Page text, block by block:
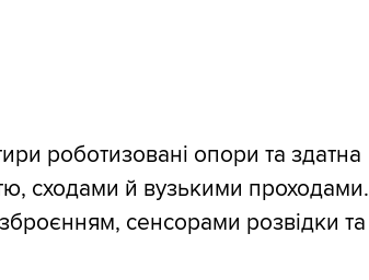
роботизовані опори та здатна
сходами й вузькими проходами.
сенсорами розвідки та